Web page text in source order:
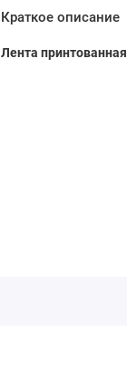
Краткое описание
Лента